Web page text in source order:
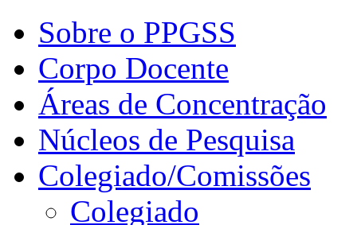
Sobre o PPGSS
Corpo Docente
Áreas de Concentração
Núcleos de Pesquisa
Colegiado/Comissões
Colegiado